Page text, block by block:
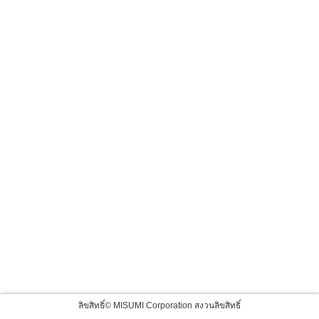
ลิขสิทธิ์© MISUMI Corporation สงวนลิขสิทธิ์